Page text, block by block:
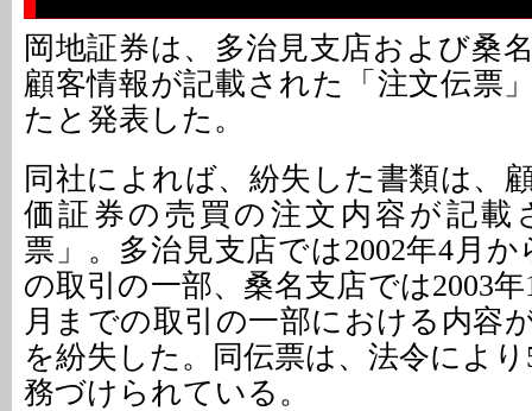
岡地証券は、多治見支店および桑
顧客情報が記載された「注文伝票
たと発表した。
同社によれば、紛失した書類は、
価証券の売買の注文内容が記載
票」。多治見支店では2002年4月か
の取引の一部、桑名支店では2003年
月までの取引の一部における内容
を紛失した。同伝票は、法令によ
務づけられている。